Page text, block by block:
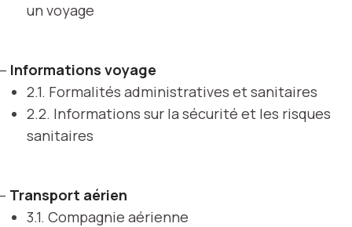
un voyage
Informations voyage
2.1. Formalités administratives et sanitaires
2.2. Informations sur la sécurité et les risques
sanitaires
Transport aérien
3.1. Compagnie aérienne